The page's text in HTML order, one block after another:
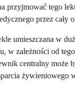
przyjmować tego
przez cały
umieszczana w
w zależności od
centralny może
żywieniowego